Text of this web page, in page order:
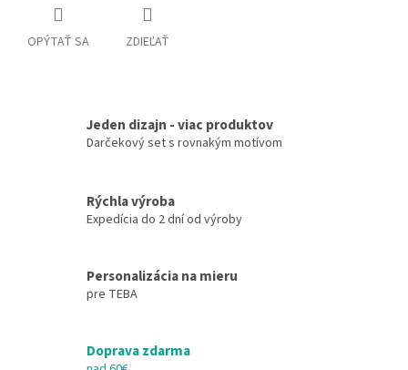
OPÝTAŤ SA ZDIEĽAŤ
Jeden dizajn - viac produktov
Darčekový set s rovnakým motívom
Rýchla výroba
Expedícia do 2 dní od výroby
Personalizácia na mieru
pre TEBA
Doprava zdarma